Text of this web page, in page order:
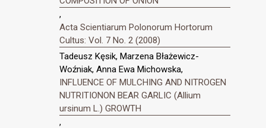
,
Acta Scientiarum Polonorum Hortorum
Cultus: Vol. 7 No. 2 (2008)
Tadeusz Kęsik, Marzena Błażewicz-
Woźniak, Anna Ewa Michowska,
INFLUENCE OF MULCHING AND NITROGEN
NUTRITIONON BEAR GARLIC (Allium
ursinum L.) GROWTH
,